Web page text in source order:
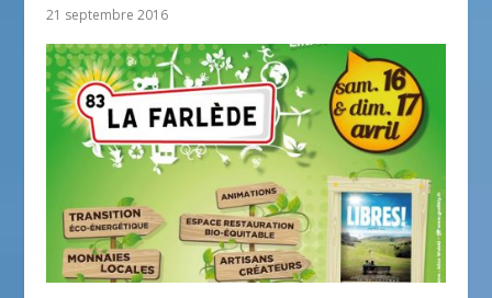
21 septembre 2016